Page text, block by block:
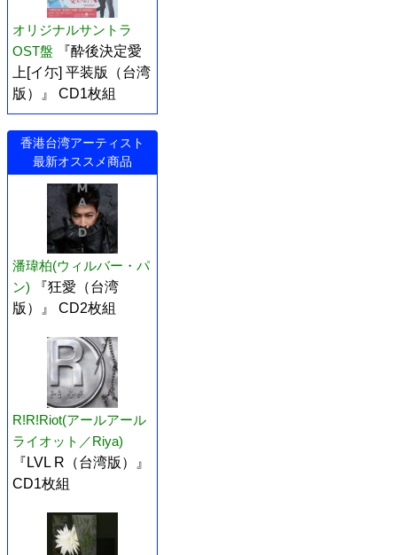
オリジナルサントラ
OST盤
『酔後決定愛
上[イ尓] 平装版（台湾
版）』 CD1枚組
香港台湾アーティスト
最新オススメ商品
潘瑋柏(ウィルバー・パ
ン)
『狂愛（台湾
版）』 CD2枚組
R!R!Riot(アールアール
ライオット／Riya)
『LVL R（台湾版）』
CD1枚組